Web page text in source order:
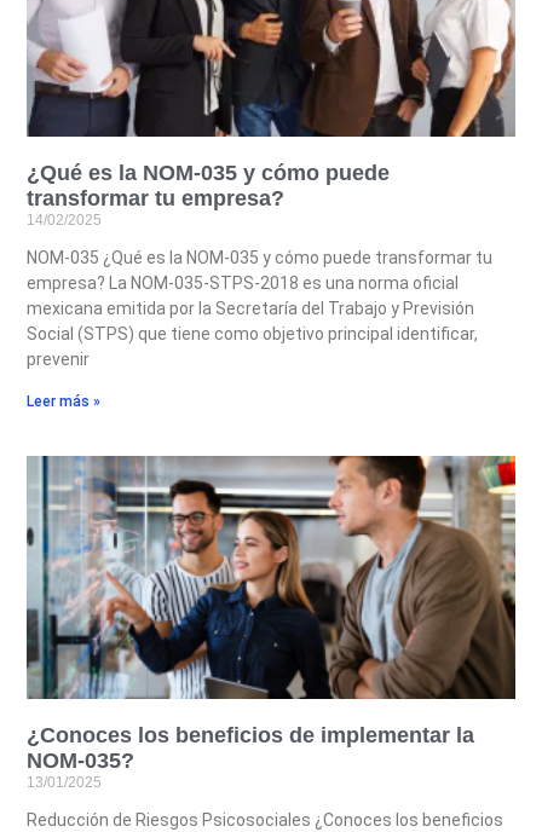
¿Qué es la NOM-035 y cómo puede
transformar tu empresa?
14/02/2025
NOM-035 ¿Qué es la NOM-035 y cómo puede transformar tu
empresa? La NOM-035-STPS-2018 es una norma oficial
mexicana emitida por la Secretaría del Trabajo y Previsión
Social (STPS) que tiene como objetivo principal identificar,
prevenir
Leer más »
¿Conoces los beneficios de implementar la
NOM-035?
13/01/2025
Reducción de Riesgos Psicosociales ¿Conoces los beneficios